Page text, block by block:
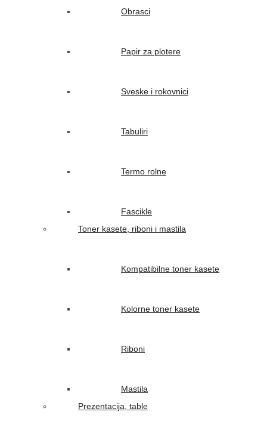
Obrasci
Papir za plotere
Sveske i rokovnici
Tabuliri
Termo rolne
Fascikle
Toner kasete, riboni i mastila
Kompatibilne toner kasete
Kolorne toner kasete
Riboni
Mastila
Prezentacija, table